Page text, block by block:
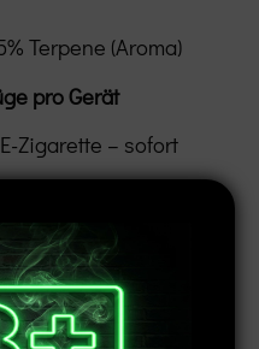
Terpene (Aroma)
pro Gerät
Zigarette – sofort
3-Zug-